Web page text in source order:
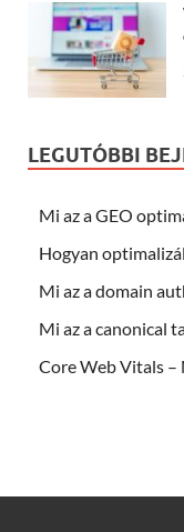
LEGUTÓBBI
Mi az a GEO
Hogyan
Mi az a domain
Mi az a canonical
Core Web Vitals –